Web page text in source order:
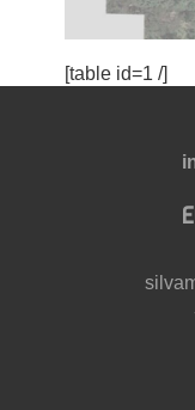
[table id=1 /]